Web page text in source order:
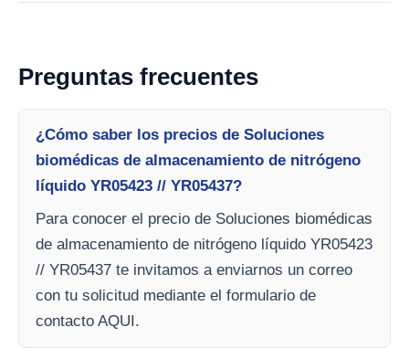
Preguntas frecuentes
¿Cómo saber los precios de Soluciones
biomédicas de almacenamiento de nitrógeno
líquido YR05423 // YR05437?
Para conocer el precio de Soluciones biomédicas
de almacenamiento de nitrógeno líquido YR05423
// YR05437 te invitamos a enviarnos un correo
con tu solicitud mediante el formulario de
contacto AQUI.